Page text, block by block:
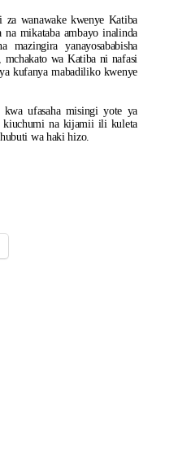
za wanawake kwenye Katiba
na mikataba ambayo inalinda
mazingira yanayosababisha
wa Katiba ni nafasi
kufanya mabadiliko kwenye
ufasaha misingi yote ya
kiuchumi na kijamii ili kuleta
wa haki hizo.